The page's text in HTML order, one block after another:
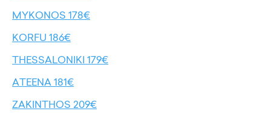
MYKONOS 178€
KORFU 186€
THESSALONIKI 179€
ATEENA 181€
ZAKINTHOS 209€